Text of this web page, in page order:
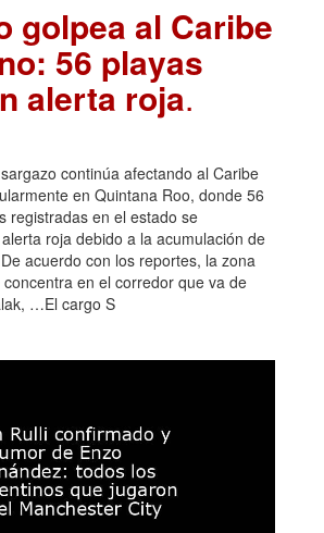
golpea al Caribe
56 playas
alerta roja.
continúa afectando al Caribe
en Quintana Roo, donde 56
registradas en el estado se
roja debido a la acumulación de
acuerdo con los reportes, la zona
en el corredor que va de
…El cargo S